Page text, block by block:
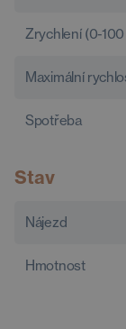
Zrychlení (0-
Maximální
Spotřeba
Stav
Nájezd
Hmotnost